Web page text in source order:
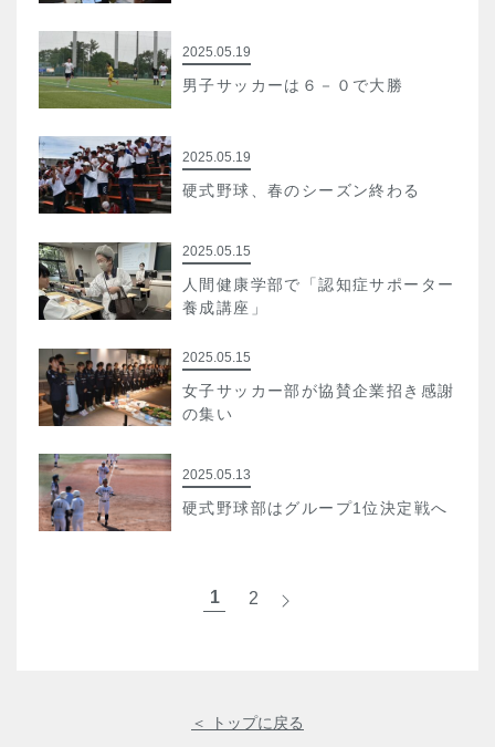
2025.05.19
男子サッカーは６－０で大勝
2025.05.19
硬式野球、春のシーズン終わる
2025.05.15
人間健康学部で「認知症サポーター
養成講座」
2025.05.15
女子サッカー部が協賛企業招き感謝
の集い
2025.05.13
硬式野球部はグループ1位決定戦へ
1 2
＜ トップに戻る